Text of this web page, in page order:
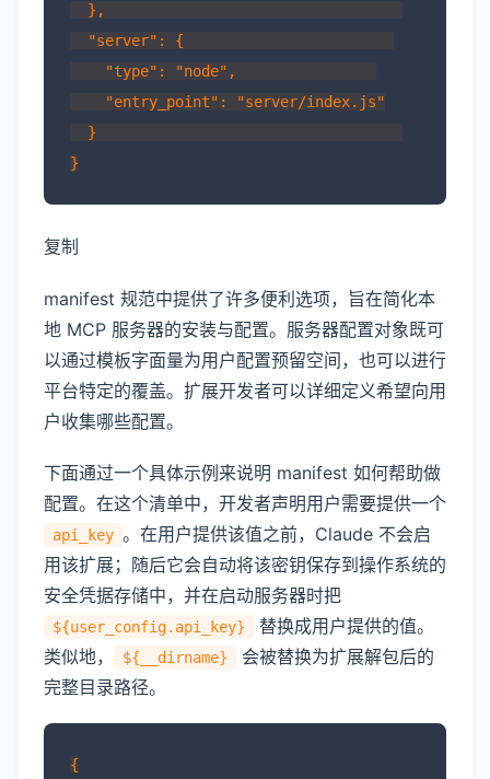
  },
  "server": {
    "type": "node",
    "entry_point": "server/index.js"
  }
复制
manifest 规范中提供了许多便利选项，旨在简化本
地 MCP 服务器的安装与配置。服务器配置对象既可
以通过模板字面量为用户配置预留空间，也可以进行
平台特定的覆盖。扩展开发者可以详细定义希望向用
户收集哪些配置。
下面通过一个具体示例来说明 manifest 如何帮助做
配置。在这个清单中，开发者声明用户需要提供一个
api_key 。在用户提供该值之前，Claude 不会启
用该扩展；随后它会自动将该密钥保存到操作系统的
安全凭据存储中，并在启动服务器时把
${user_config.api_key}
替换成用户提供的值。
类似地，
${__dirname}
会被替换为扩展解包后的
完整目录路径。
{